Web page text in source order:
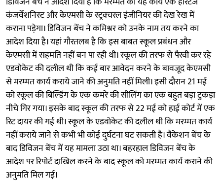
कंजर्वेशनिस्ट और केएमसी के स्ट्रक्चरल इंजीनियर की देख रेख में
कराना पड़ेगा। डिविजन बेंच ने कमिश्नर को उनके नाम तय करने का
आदेश दिया है। यहां गौरतलब है कि इस बाबत स्कूल प्रबंधन और
केएमसी में सहमति नहीं बन पा रही थी। स्कूल की तरफ से पैरवी कर रहे
एडवोकेट की दलील थी कि कई बार आवेदन करने के बावजूद केएमसी
से मरम्मत कार्य कराये जाने की अनुमति नहीं मिली। इसी दौरान 21 मई
को स्कूल की बिल्डिंग के एक कमरे की सीलिंग का एक बहुत बड़ा टुकड़ा
नीचे गिर गया। इसके बाद स्कूल की तरफ से 22 मई को हाई कोर्ट में एक
रिट दायर की गई थी। स्कूल के एडवोकेट की दलील थी कि मरम्मत कार्य
नहीं कराये जाने से कभी भी कोई दुर्घटना घट सकती है। वैकेशन बेंच के
बाद डिविजन बेंच में यह मामला उठा था। बहरहाल डिविजन बेंच के
आदेश पर रिपोर्ट दाखिल करने के बाद स्कूल को मरम्मत कार्य कराने की
अनुमति मिल गई।